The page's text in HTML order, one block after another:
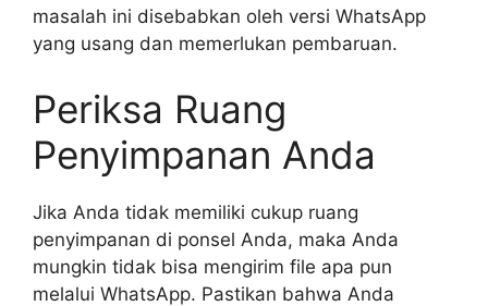
masalah ini disebabkan oleh versi WhatsApp
yang usang dan memerlukan pembaruan.
Periksa Ruang
Penyimpanan Anda
Jika Anda tidak memiliki cukup ruang
penyimpanan di ponsel Anda, maka Anda
mungkin tidak bisa mengirim file apa pun
melalui WhatsApp. Pastikan bahwa Anda